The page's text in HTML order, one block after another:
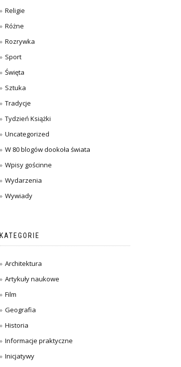
Religie
Różne
Rozrywka
Sport
Święta
Sztuka
Tradycje
Tydzień Książki
Uncategorized
W 80 blogów dookoła świata
Wpisy gościnne
Wydarzenia
Wywiady
KATEGORIE
Architektura
Artykuły naukowe
Film
Geografia
Historia
Informacje praktyczne
Inicjatywy